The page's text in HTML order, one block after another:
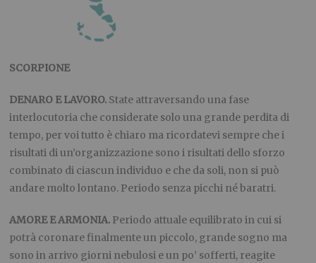
SCORPIONE
DENARO E LAVORO. State attraversando una fase
interlocutoria che considerate solo una grande perdita di
tempo, per voi tutto è chiaro ma ricordatevi sempre che i
risultati di un’organizzazione sono i risultati dello sforzo
combinato di ciascun individuo e che da soli, non si può
andare molto lontano. Periodo senza picchi né baratri.
AMORE E ARMONIA. Periodo attuale equilibrato in cui si
potrà coronare finalmente un piccolo, grande sogno ma
sono in arrivo giorni nebulosi e un po’ sofferti, reagite